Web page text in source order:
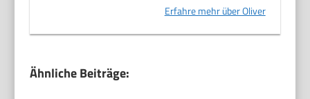
Erfahre mehr über Oliver
Ähnliche Beiträge: